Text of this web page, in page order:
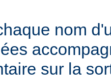
nom
sur la